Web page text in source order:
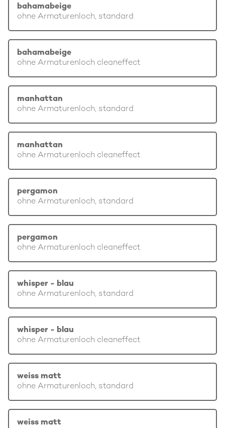
bahamabeige
ohne Armaturenloch, standard
bahamabeige
ohne Armaturenloch cleaneffect
manhattan
ohne Armaturenloch, standard
manhattan
ohne Armaturenloch cleaneffect
pergamon
ohne Armaturenloch, standard
pergamon
ohne Armaturenloch cleaneffect
whisper - blau
ohne Armaturenloch, standard
whisper - blau
ohne Armaturenloch cleaneffect
weiss matt
ohne Armaturenloch, standard
weiss matt